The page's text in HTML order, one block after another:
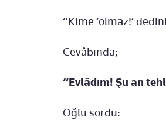
“Kime ‘olmaz!’
Cevâbında;
“Evlâdım! Şu an
Oğlu sordu: